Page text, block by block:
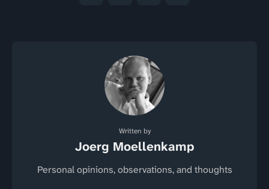
Written by
Joerg Moellenkamp
Personal opinions, observations, and thoughts